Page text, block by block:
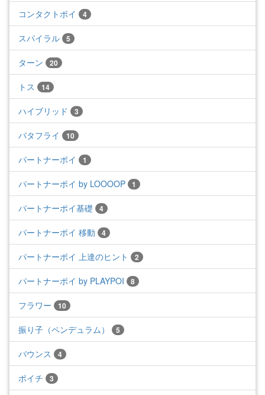
コンタクトポイ 4
スパイラル 5
ターン 20
トス 14
ハイブリッド 3
バタフライ 10
パートナーポイ 1
パートナーポイ by LOOOOP 1
パートナーポイ基礎 4
パートナーポイ 移動 4
パートナーポイ 上達のヒント 2
パートナーポイ by PLAYPOI 8
フラワー 10
振り子（ペンデュラム） 5
バウンス 4
ポイチ 3